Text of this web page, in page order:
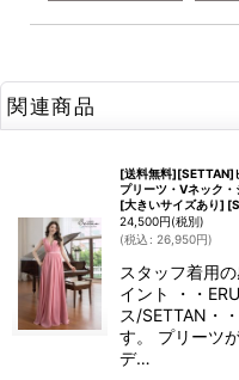
関連商品
[送料無料][SETTAN]
プリーツ・Vネック
[大きいサイズあり] [
24,500円(税別)
(税込 : 26,950円)
スタッフ着用
イント ・・
ス/SETTAN・
す。 プリーツ
デ…